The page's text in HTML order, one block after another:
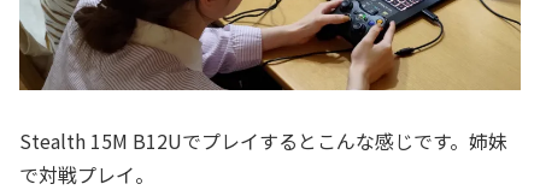
Stealth 15M B12Uでプレイするとこんな感じです。姉妹
で対戦プレイ。